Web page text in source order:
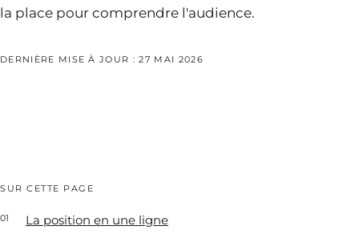
la place pour comprendre l'audience.
DERNIÈRE MISE À JOUR :27 MAI 2026
SUR CETTE PAGE
La position en une ligne